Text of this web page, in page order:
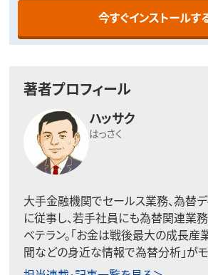
今すぐインストールす
著者プロフィール
ハッサク
はっさく
大手金融機関でセールス業務、為替デ
に従事し、若手社員にも為替関連業
ベテラン。「お金は戦後最大の成長産
聞などの身近な情報で為替分析」がモ